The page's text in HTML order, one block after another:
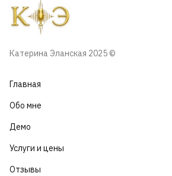
Катерина Эланская 2025 ©
Главная
Обо мне
Демо
Услуги и цены
Отзывы